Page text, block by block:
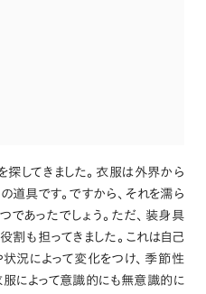
探してきました。 衣服は外界から
道具です。 ですから 、 それを濡ら
であったでしょう。 ただ、 装身具
割も担ってきました。 これは自己
況によって変化をつけ、 季節性
服によって意識的にも無意識的に